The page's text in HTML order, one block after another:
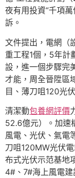
夜有用投資“千項
訴。
文件提出，電網（
重工程1個，5年計
設，進一個步驟完
才能，周全晉陞區
目、薄刀咀120光
清潔動包養網評價
52.6億元）。加速
風電、光伏、氣電
刀咀120MW光伏
布式光伏示范基地
4#、7#海上風電建